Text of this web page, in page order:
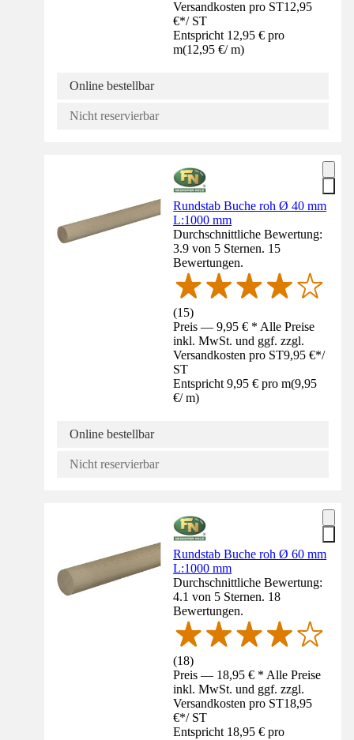
Versandkosten pro ST12,95
€*/ ST
Entspricht 12,95 € pro
m(12,95 €/ m)
Online bestellbar
Nicht reservierbar
Rundstab Buche roh Ø 40 mm
L:1000 mm
Durchschnittliche Bewertung:
3.9 von 5 Sternen. 15
Bewertungen.
(15)
Preis — 9,95 € * Alle Preise
inkl. MwSt. und ggf. zzgl.
Versandkosten pro ST9,95 €*/
ST
Entspricht 9,95 € pro m(9,95
€/ m)
Online bestellbar
Nicht reservierbar
Rundstab Buche roh Ø 60 mm
L:1000 mm
Durchschnittliche Bewertung:
4.1 von 5 Sternen. 18
Bewertungen.
(18)
Preis — 18,95 € * Alle Preise
inkl. MwSt. und ggf. zzgl.
Versandkosten pro ST18,95
€*/ ST
Entspricht 18,95 € pro